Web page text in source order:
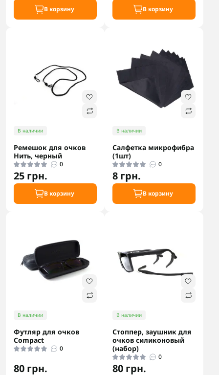
В корзину В корзину
В наличии
Ремешок для очков
Нить, черный
0
25 грн.
В корзину
В наличии
Салфетка микрофибра
(1шт)
0
8 грн.
В корзину
В наличии
Футляр для очков
Compact
0
80 грн.
В наличии
Стоппер, заушник для
очков силиконовый
(набор)
0
80 грн.